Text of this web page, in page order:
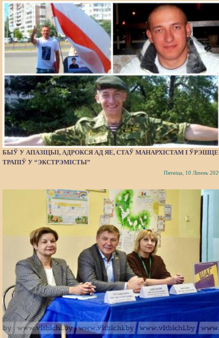
БЫЎ У АПАЗІЦЫІ, АДРОКСЯ АД ЯЕ, СТАЎ МАНАРХІСТАМ І ЎРЭШЦЕ
ТРАПІЎ У “ЭКСТРЭМІСТЫ”
Пятніца, 10 Ліпень